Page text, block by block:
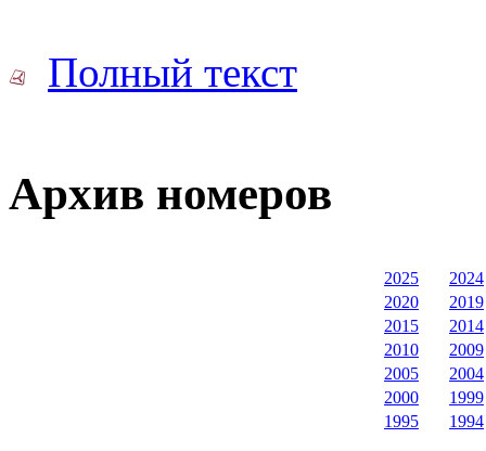
Полный текст
Архив номеров
2025
2024
2020
2019
2015
2014
2010
2009
2005
2004
2000
1999
1995
1994